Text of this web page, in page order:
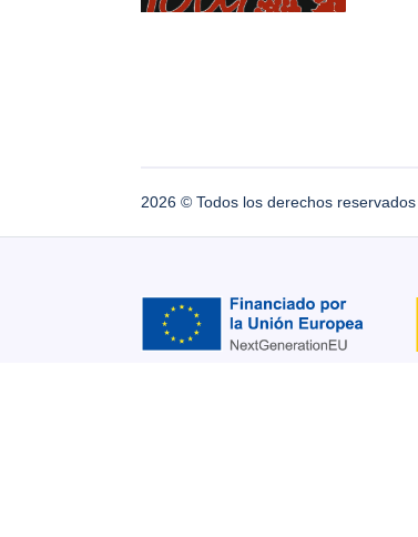
2026 © Todos los derechos reservados